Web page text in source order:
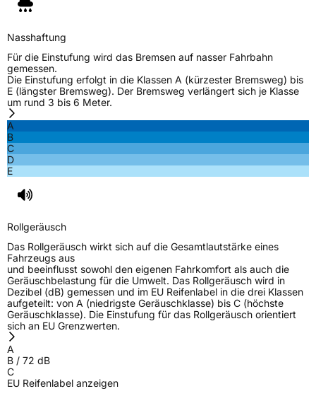
Nasshaftung
Für die Einstufung wird das Bremsen auf nasser Fahrbahn
gemessen.
Die Einstufung erfolgt in die Klassen A (kürzester Bremsweg) bis
E (längster Bremsweg). Der Bremsweg verlängert sich je Klasse
um rund 3 bis 6 Meter.
A
B
C
D
E
Rollgeräusch
Das Rollgeräusch wirkt sich auf die Gesamtlautstärke eines
Fahrzeugs aus
und beeinflusst sowohl den eigenen Fahrkomfort als auch die
Geräuschbelastung für die Umwelt. Das Rollgeräusch wird in
Dezibel (dB) gemessen und im EU Reifenlabel in die drei Klassen
aufgeteilt: von A (niedrigste Geräuschklasse) bis C (höchste
Geräuschklasse). Die Einstufung für das Rollgeräusch orientiert
sich an EU Grenzwerten.
A
B / 72 dB
C
EU Reifenlabel anzeigen